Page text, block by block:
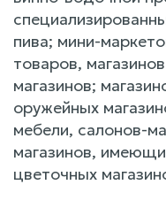
пива; мини-
товаров,
магазинов;
оружейных
мебели, салонов-
магазинов,
цветочных